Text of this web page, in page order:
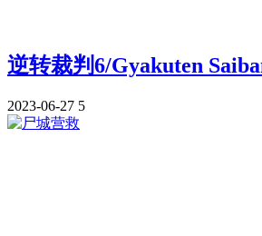
逆转裁判6/Gyakuten
2023-06-27 5